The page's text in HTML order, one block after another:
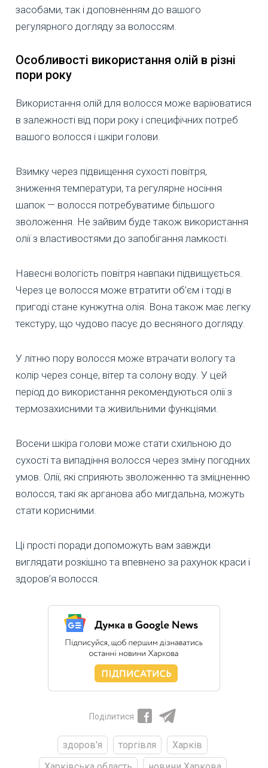
засобами, так і доповненням до вашого
регулярного догляду за волоссям.
Особливості використання олій в різні
пори року
Використання олій для волосся може варіюватися
в залежності від пори року і специфічних потреб
вашого волосся і шкіри голови.
Взимку через підвищення сухості повітря,
зниження температури, та регулярне носіння
шапок — волосся потребуватиме більшого
зволоження. Не зайвим буде також використання
олії з властивостями до запобігання ламкості.
Навесні вологість повітря навпаки підвищується.
Через це волосся може втратити об’єм і тоді в
пригоді стане кунжутна олія. Вона також має легку
текстуру, що чудово пасує до весняного догляду.
У літню пору волосся може втрачати вологу та
колір через сонце, вітер та солону воду. У цей
період до використання рекомендуються олії з
термозахисними та живильними функціями.
Восени шкіра голови може стати схильною до
сухості та випадіння волосся через зміну погодних
умов. Олії, які сприяють зволоженню та зміцненню
волосся, такі як арганова або мигдальна, можуть
стати корисними.
Ці прості поради допоможуть вам завжди
виглядати розкішно та впевнено за рахунок краси і
здоров’я волосся.
Поділитися
здоров'я торгівля
Харків